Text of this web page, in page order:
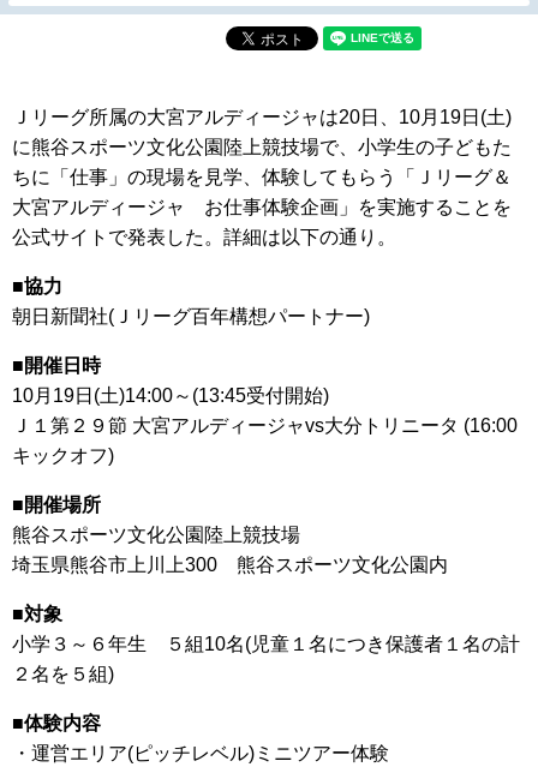
Ｊリーグ所属の大宮アルディージャは20日、10月19日(土)
に熊谷スポーツ文化公園陸上競技場で、小学生の子どもた
ちに「仕事」の現場を見学、体験してもらう「Ｊリーグ＆
大宮アルディージャ お仕事体験企画」を実施することを
公式サイトで発表した。詳細は以下の通り。
■協力
朝日新聞社(Ｊリーグ百年構想パートナー)
■開催日時
10月19日(土)14:00～(13:45受付開始)
Ｊ１第２９節 大宮アルディージャvs大分トリニータ (16:00
キックオフ)
■開催場所
熊谷スポーツ文化公園陸上競技場
埼玉県熊谷市上川上300 熊谷スポーツ文化公園内
■対象
小学３～６年生 ５組10名(児童１名につき保護者１名の計
２名を５組)
■体験内容
・運営エリア(ピッチレベル)ミニツアー体験